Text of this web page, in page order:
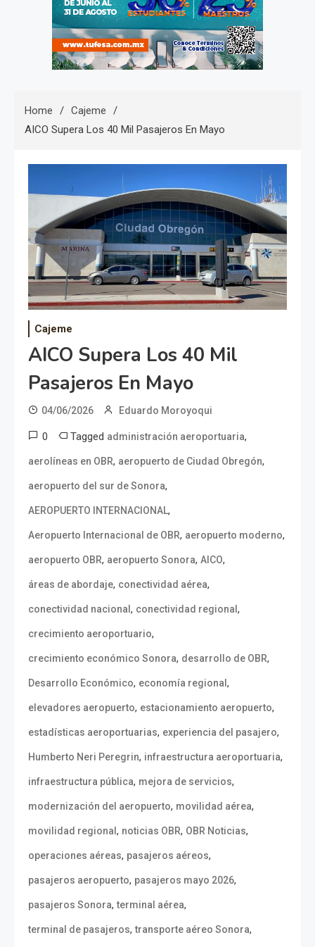
Home
Cajeme
AICO Supera Los 40 Mil Pasajeros En Mayo
Cajeme
AICO Supera Los 40 Mil
Pasajeros En Mayo
04/06/2026 Eduardo Moroyoqui
0 Tagged administración aeroportuaria,
aerolíneas en OBR, aeropuerto de Ciudad Obregón,
aeropuerto del sur de Sonora,
AEROPUERTO INTERNACIONAL,
Aeropuerto Internacional de OBR, aeropuerto moderno,
aeropuerto OBR, aeropuerto Sonora, AICO,
áreas de abordaje, conectividad aérea,
conectividad nacional , conectividad regional ,
crecimiento aeroportuario,
crecimiento económico Sonora, desarrollo de OBR,
Desarrollo Económico, economía regional ,
elevadores aeropuerto, estacionamiento aeropuerto,
estadísticas aeroportuarias, experiencia del pasajero,
Humberto Neri Peregrin, infraestructura aeroportuaria,
infraestructura pública, mejora de servicios,
modernización del aeropuerto, movilidad aérea,
movilidad regional , noticias OBR, OBR Noticias,
operaciones aéreas, pasajeros aéreos,
pasajeros aeropuerto, pasajeros mayo 2026,
pasajeros Sonora,terminal aérea,
terminal de pasajeros,transporte aéreo Sonora,